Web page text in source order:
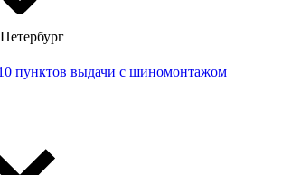
пунктов выдачи с шиномонтажом